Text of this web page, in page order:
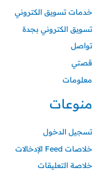
خدمات تسويق الكتروني
تسويق الكتروني بجدة
تواصل
قصتي
معلومات
منوعات
تسجيل الدخول
خلاصات Feed الإدخالات
خلاصة التعليقات